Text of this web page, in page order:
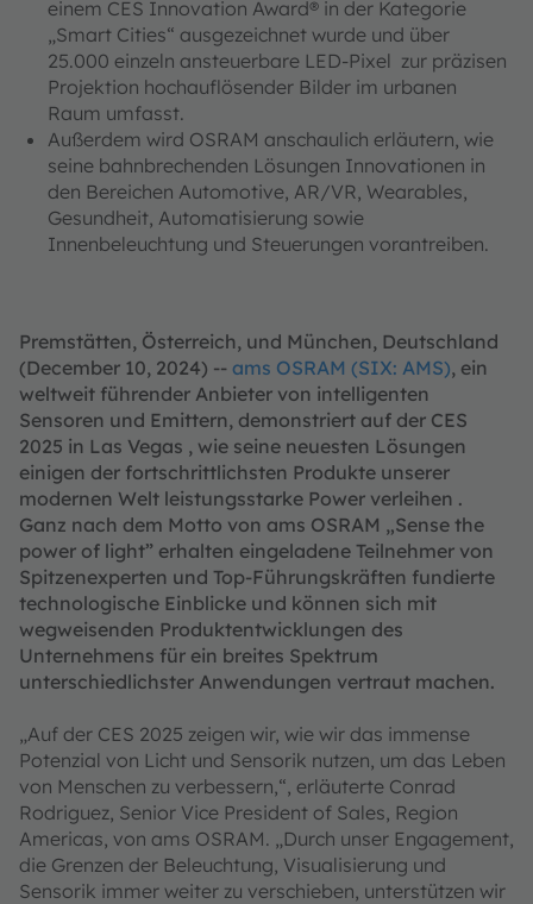
einem CES Innovation Award® in der Kategorie
„Smart Cities“ ausgezeichnet wurde und über
25.000 einzeln ansteuerbare LED-Pixel zur präzisen
Projektion hochauflösender Bilder im urbanen
Raum umfasst.
Außerdem wird OSRAM anschaulich erläutern, wie
seine bahnbrechenden Lösungen Innovationen in
den Bereichen Automotive, AR/VR, Wearables,
Gesundheit, Automatisierung sowie
Innenbeleuchtung und Steuerungen vorantreiben.
Premstätten, Österreich, und München, Deutschland
(December 10, 2024) -- ams OSRAM (SIX: AMS), ein
weltweit führender Anbieter von intelligenten
Sensoren und Emittern, demonstriert auf der CES
2025 in Las Vegas , wie seine neuesten Lösungen
einigen der fortschrittlichsten Produkte unserer
modernen Welt leistungsstarke Power verleihen .
Ganz nach dem Motto von ams OSRAM „Sense the
power of light” erhalten eingeladene Teilnehmer von
Spitzenexperten und Top-Führungskräften fundierte
technologische Einblicke und können sich mit
wegweisenden Produktentwicklungen des
Unternehmens für ein breites Spektrum
unterschiedlichster Anwendungen vertraut machen.
„Auf der CES 2025 zeigen wir, wie wir das immense
Potenzial von Licht und Sensorik nutzen, um das Leben
von Menschen zu verbessern,“, erläuterte Conrad
Rodriguez, Senior Vice President of Sales, Region
Americas, von ams OSRAM. „Durch unser Engagement,
die Grenzen der Beleuchtung, Visualisierung und
Sensorik immer weiter zu verschieben, unterstützen wir